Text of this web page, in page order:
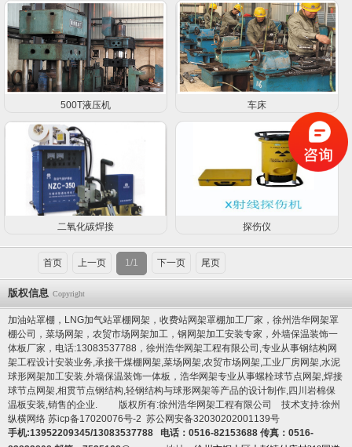
500T液压机 车床
二氧化碳焊接 探伤仪
首页 上一页 1/1 下一页 尾页
版权信息 Copyright
加油站罩棚，LNG加气站罩棚网架，收费站网架罩棚加工厂家，徐州浩华网架罩
棚公司，菜场网架，农贸市场网架加工，钢网架加工安装专家， 外墙保温装饰一
体板厂家 ，电话:13083537788，徐州浩华网架工程有限公司,专业从事钢结构网
架工程设计安装业务,承接干煤棚网架,菜场网架,农贸市场网架,工业厂房网架,水泥
球形网架加工安装.外墙保温装饰一体板 ，浩华网架专业从事螺栓球节点网架,焊接
球节点网架,相贯节点钢结构,轻钢结构与球形网架等产品的设计制作,四川岩棉保
温板安装,销售的企业. 版权所有:徐州浩华网架工程有限公司 技术支持:徐州
纵横网络 苏icp备17020076号-2 苏公网安备32030202001139号
手机:13952209345/13083537788 电话：0516-82153688 传真：0516-